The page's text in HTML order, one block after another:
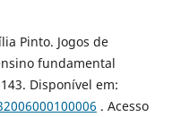
Pinto. Jogos de
fundamental
Disponível em:
. Acesso